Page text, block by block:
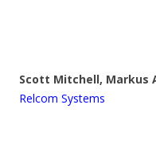
Scott Mitchell, Markus
Relcom Systems